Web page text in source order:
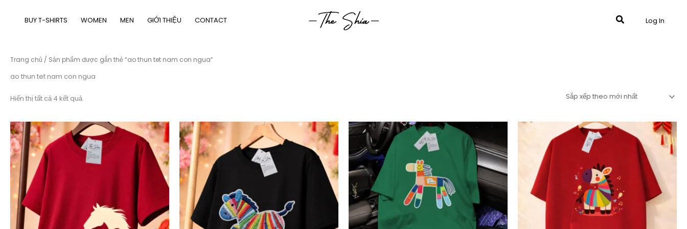
BUY T-SHIRTS WOMEN MEN GIỚI THIỆU CONTACT
Tìm
Log In
Trang chủ / Sản phẩm được gắn thẻ “ao thun tet nam con ngua”
ao thun tet nam con ngua
Hiển thị tất cả 4 kết quảĐã
mới
nhất